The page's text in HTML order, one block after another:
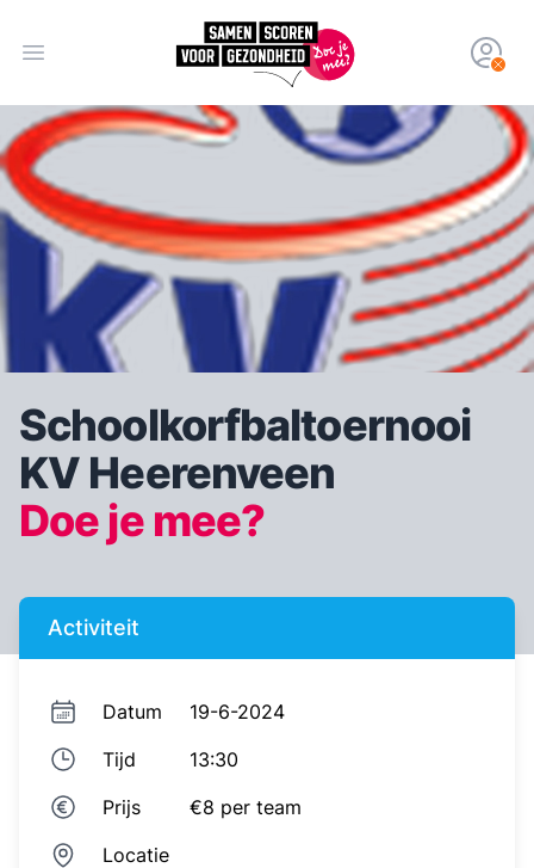
Open hoofdmenu
Schoolkorfbaltoernooi
KV Heerenveen
Doe je mee?
Activiteit
Datum
19-6-2024
Tijd
13:30
Prijs
€8 per team
Locatie